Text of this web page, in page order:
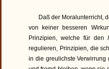
Daß der Moralunterricht,
von keiner besseren
Prinzipien, welche für den
regulieren, Prinzipien, die
in die greulichste